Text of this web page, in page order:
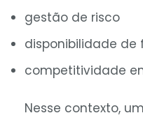
gestão de risco
disponibilidade de
competitividade
Nesse contexto,